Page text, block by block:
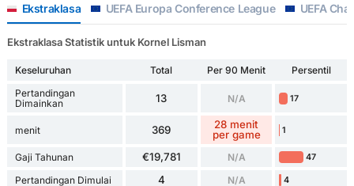
Ekstraklasa UEFA Europa Conference League UEFA
Ekstraklasa Statistik untuk Kornel Lisman
Keseluruhan Total Per 90 Menit
Persentil
Pertandingan
Dimainkan
13 N/A 17
menit 369
28 menit
per game
1
Gaji Tahunan €19,781 N/A 47
Pertandingan Dimulai 4 N/A 4